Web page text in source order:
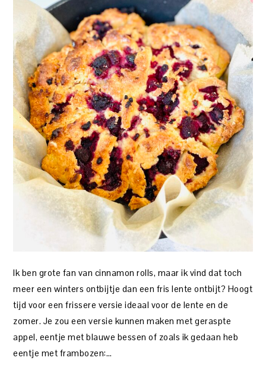
Ik ben grote fan van cinnamon rolls, maar ik vind dat toch
meer een winters ontbijtje dan een fris lente ontbijt? Hoogt
tijd voor een frissere versie ideaal voor de lente en de
zomer. Je zou een versie kunnen maken met geraspte
appel, eentje met blauwe bessen of zoals ik gedaan heb
eentje met frambozen:…